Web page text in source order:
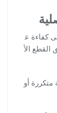
كفاءة ع
الأ
متكررة أو